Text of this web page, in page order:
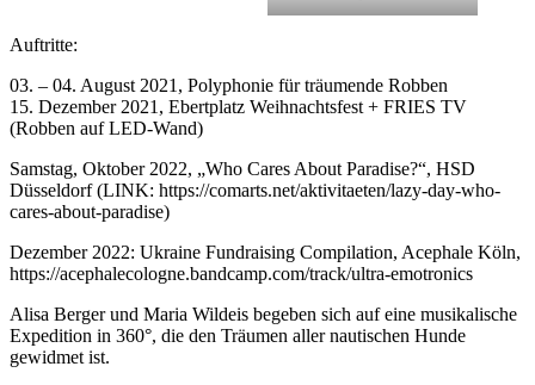
Auftritte:
03. – 04. August 2021, Polyphonie für träumende Robben
15. Dezember 2021, Ebertplatz Weihnachtsfest + FRIES TV
(Robben auf LED-Wand)
Samstag, Oktober 2022, „Who Cares About Paradise?“, HSD
Düsseldorf (LINK: https://comarts.net/aktivitaeten/lazy-day-who-
cares-about-paradise)
Dezember 2022: Ukraine Fundraising Compilation, Acephale Köln,
https://acephalecologne.bandcamp.com/track/ultra-emotronics
Alisa Berger und Maria Wildeis begeben sich auf eine musikalische
Expedition in 360°, die den Träumen aller nautischen Hunde
gewidmet ist.